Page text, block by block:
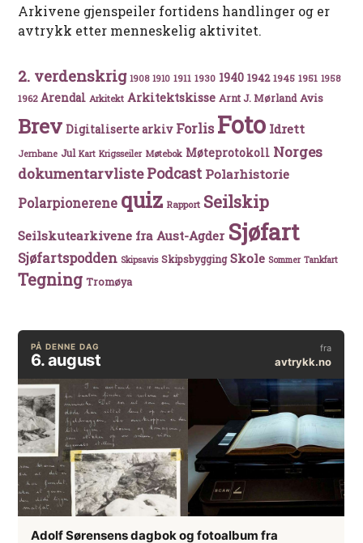
Arkivene gjenspeiler fortidens handlinger og er
avtrykk etter menneskelig aktivitet.
2. verdenskrig 1908 1910 1911 1930 1940 1942 1945 1951 1958
1962 Arendal Arkitekt Arkitektskisse Arnt J. Mørland Avis
Brev Digitaliserte arkiv Forlis Foto Idrett
Jernbane Jul Kart Krigsseiler Møtebok Møteprotokoll Norges
dokumentarvlistePodcast Polarhistorie
Polarpionerene quiz Rapport Seilskip
Seilskutearkivene fra Aust-Agder Sjøfart
Sjøfartspodden Skipsavis Skipsbygging Skole Sommer Tankfart
Tegning Tromøya